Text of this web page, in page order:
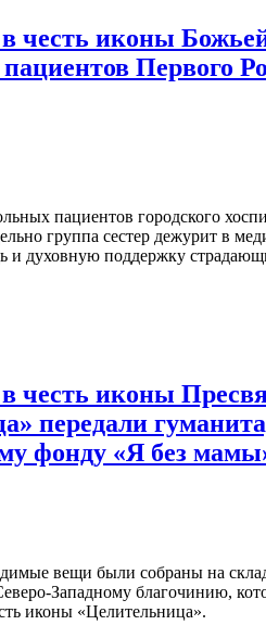
честь иконы
Первого
пациентов городского
группа сестер дежурит в
и духовную поддержку
честь иконы
передали
фонду «Я без
вещи были собраны на
Западному благочинию,
иконы «Целительница».